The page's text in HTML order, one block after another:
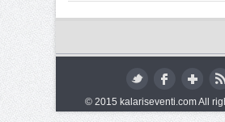
© 2015 kalariseventi.com All